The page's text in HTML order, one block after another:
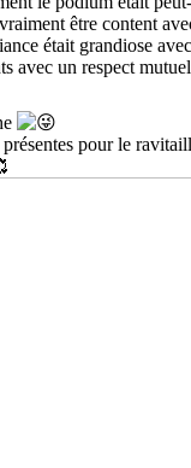
être content
était grandiose
avec un respect
pour le